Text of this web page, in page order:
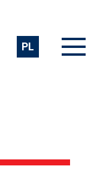
PL